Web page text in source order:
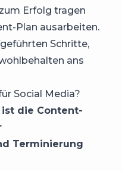
Erfolg tragen
Plan ausarbeiten.
Schritte,
ans
Social Media?
ist die Content-
Terminierung